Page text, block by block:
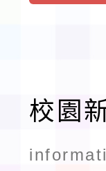
校園